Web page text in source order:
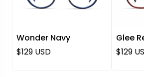
Wonder Navy
Regulärer Preis
$129 USD
Glee
$129